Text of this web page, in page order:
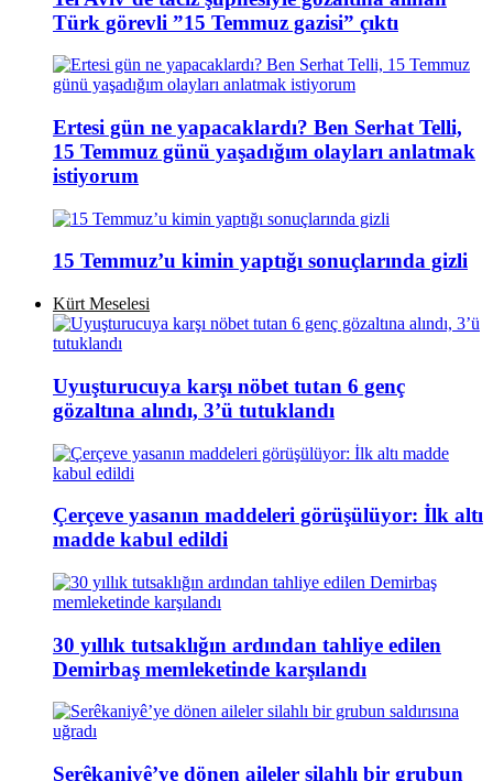
Türk görevli ”15 Temmuz gazisi” çıktı
Ertesi gün ne yapacaklardı? Ben Serhat Telli,
15 Temmuz günü yaşadığım olayları anlatmak
istiyorum
15 Temmuz’u kimin yaptığı sonuçlarında gizli
Kürt Meselesi
Uyuşturucuya karşı nöbet tutan 6 genç
gözaltına alındı, 3’ü tutuklandı
Çerçeve yasanın maddeleri görüşülüyor: İlk altı
madde kabul edildi
30 yıllık tutsaklığın ardından tahliye edilen
Demirbaş memleketinde karşılandı
Serêkaniyê’ye dönen aileler silahlı bir grubun